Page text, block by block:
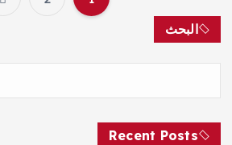
ت
ع
د
البحث
Recent Posts